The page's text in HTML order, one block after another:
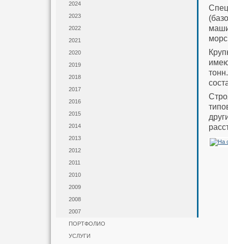
2024
2023
2022
2021
2020
2019
2018
2017
2016
2015
2014
2013
2012
2011
2010
2009
2008
2007
ПОРТФОЛИО
УСЛУГИ